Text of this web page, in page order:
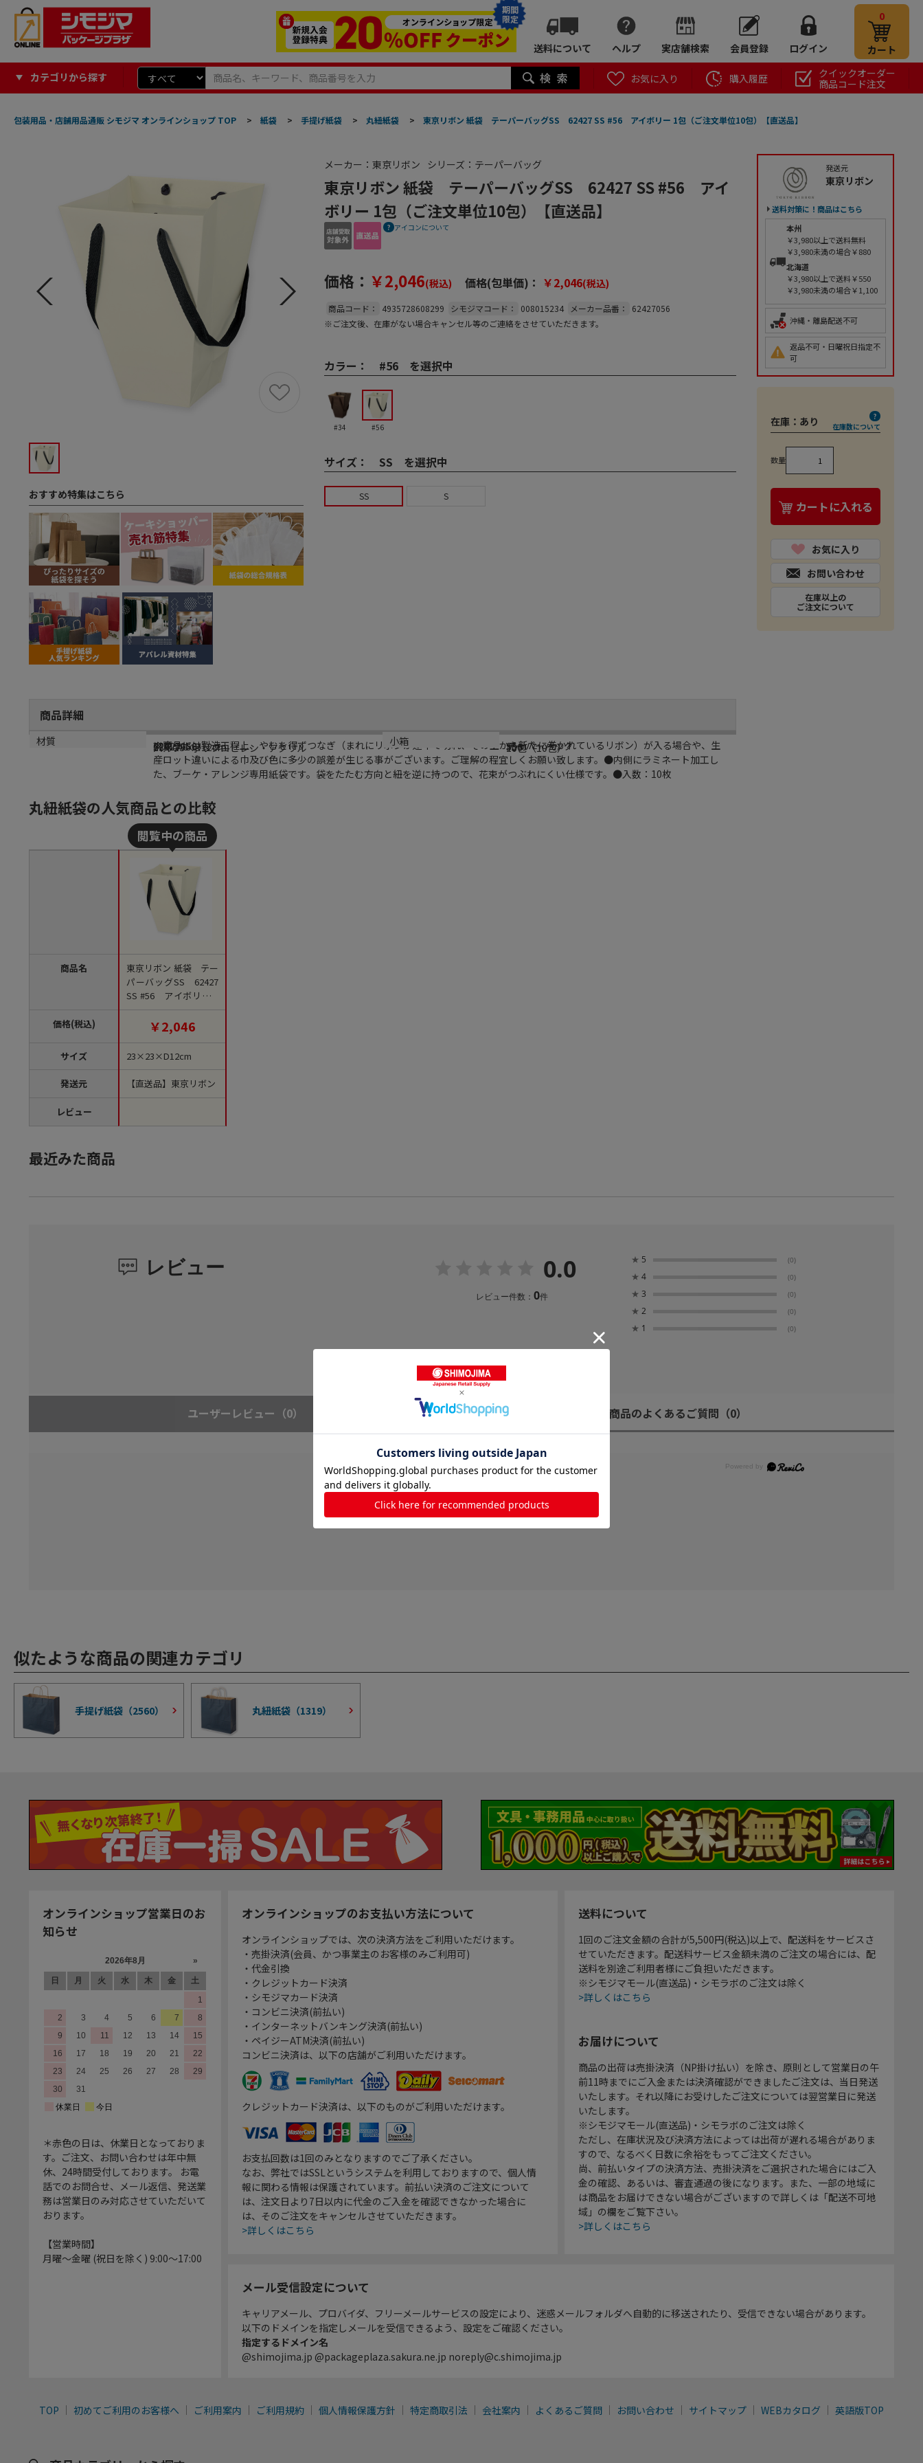
期間
限定
送料について ヘルプ 実店舗検索 会員登録 ログイン
0
カート
カテゴリから探す お気に入り 購入履歴
クイックオーダー
商品コード注文
包装用品・店舗用品通販 シモジマ オンラインショップ TOP > 紙袋 > 手提げ紙袋 > 丸紐紙袋 > 東京リボン 紙袋 テーパーバッグSS 62427 SS #56 アイボリー 1包（ご注文単位10包）【直送品】
おすすめ特集はこちら
メーカー：東京リボン シリーズ：テーパーバッグ
東京リボン 紙袋 テーパーバッグSS 62427 SS #56 アイ
ボリー 1包（ご注文単位10包）【直送品】
アイコンについて
価格： ￥2,046(税込) 価格(包単価)： ￥2,046(税込)
商品コード： 4935728608299 シモジマコード： 008015234 メーカー品番：
62427056
※ご注文後、在庫がない場合キャンセル等のご連絡をさせていただきます。
カラー： #56 を選択中
#34 #56
サイズ： SS を選択中
SS S
商品詳細
商品説明
※商品には製造工程上、やむを得ずつなぎ（まれにリボンが途中で切れ、その上から新たに巻かれているリボン）が入る場合や、生
産ロット違いによる巾及び色に多少の誤差が生じる事がございます。ご理解の程宜しくお願い致します。●内側にラミネート加工し
た、ブーケ・アレンジ専用紙袋です。袋をたたむ方向と紐を逆に持つので、花束がつぶれにくい仕様です。●入数：10枚
メーカー名
東京リボン
シリーズ名
テーパーバッグ
メーカー品番
62427056
規格
SS
サイズ
23×23×D12cm
カラー
#56
材質
パルプ・ポリプロピレン・アクリル
小箱
10包（10包）
発送元
東京リボン
送料対策に！商品はこちら
本州
￥3,980以上で送料無料
￥3,980未満の場合￥880
北海道
￥3,980以上で送料￥550
￥3,980未満の場合￥1,100
沖縄・離島配送不可
返品不可・日曜祝日指定不
可
在庫： あり 在庫数について
数量
カートに入れる
お気に入り
お問い合わせ
在庫以上の
ご注文について
丸紐紙袋の人気商品との比較
商品名
価格(税込)
サイズ
発送元
レビュー
東京リボン 紙袋 テー
パーバッグSS 62427
SS #56 アイボリー 1
包（ご注文単位10包）
【直送品】￥2,046
23×23×D12cm
【直送品】東京リボン
最近みた商品
レビュー 0.0
レビュー件数： 0件
★ 5 (0)
★ 4 (0)
★ 3 (0)
★ 2 (0)
★ 1 (0)
ユーザーレビュー （0） 商品のよくあるご質問 （0）
レビューはありません。
似たような商品の関連カテゴリ
手提げ紙袋（2560） 丸紐紙袋（1319）
オンラインショップ営業日のお
知らせ
＊赤色の日は、休業日となっておりま
す。ご注文、お問い合わせは年中無
休、24時間受付しております。 お電
話でのお問合せ、メール返信、発送業
務は営業日のみ対応させていただいて
おります。
【営業時間】
月曜～金曜 (祝日を除く) 9:00～17:00
オンラインショップのお支払い方法について
オンラインショップでは、次の決済方法をご利用いただけます。
・売掛決済(会員、かつ事業主のお客様のみご利用可)
・代金引換
・クレジットカード決済
・シモジマカード決済
・コンビニ決済(前払い)
・インターネットバンキング決済(前払い)
・ペイジーATM決済(前払い)
コンビニ決済は、以下の店舗がご利用いただけます。
クレジットカード決済は、以下のものがご利用いただけます。
お支払回数は1回のみとなりますのでご了承ください。
なお、弊社ではSSLというシステムを利用しておりますので、個人情
報に関わる情報は保護されています。前払い決済のご注文について
は、注文日より7日以内に代金のご入金を確認できなかった場合に
は、そのご注文をキャンセルさせていただきます。
>詳しくはこちら
送料について
1回のご注文金額の合計が5,500円(税込)以上で、配送料をサービスさ
せていただきます。配送料サービス金額未満のご注文の場合には、配
送料を別途ご利用者様にご負担いただきます。
※シモジマモール(直送品)・シモラボのご注文は除く
>詳しくはこちら
お届けについて
商品の出荷は売掛決済（NP掛け払い）を除き、原則として営業日の午
前11時までにご入金または決済確認ができましたご注文は、当日発送
いたします。それ以降にお受けしたご注文については翌営業日に発送
いたします。
※シモジマモール(直送品)・シモラボのご注文は除く
ただし、在庫状況及び決済方法によっては出荷が遅れる場合がありま
すので、なるべく日数に余裕をもってご注文ください。
尚、前払いタイプの決済方法、売掛決済をご選択された場合にはご入
金の確認、あるいは、審査通過の後になります。また、一部の地域に
は商品をお届けできない場合がございますので詳しくは「配送不可地
域」の欄をご覧下さい。
>詳しくはこちら
メール受信設定について
キャリアメール、プロバイダ、フリーメールサービスの設定により、迷惑メールフォルダへ自動的に移送されたり、受信できない場合があります。
以下のドメインを指定しメールを受信できるよう、設定をご確認ください。
指定するドメイン名
@shimojima.jp @packageplaza.sakura.ne.jp noreply@c.shimojima.jp
TOP 初めてご利用のお客様へ ご利用案内 ご利用規約 個人情報保護方針 特定商取引法 会社案内 よくあるご質問 お問い合わせ サイトマップ WEBカタログ 英語版TOP